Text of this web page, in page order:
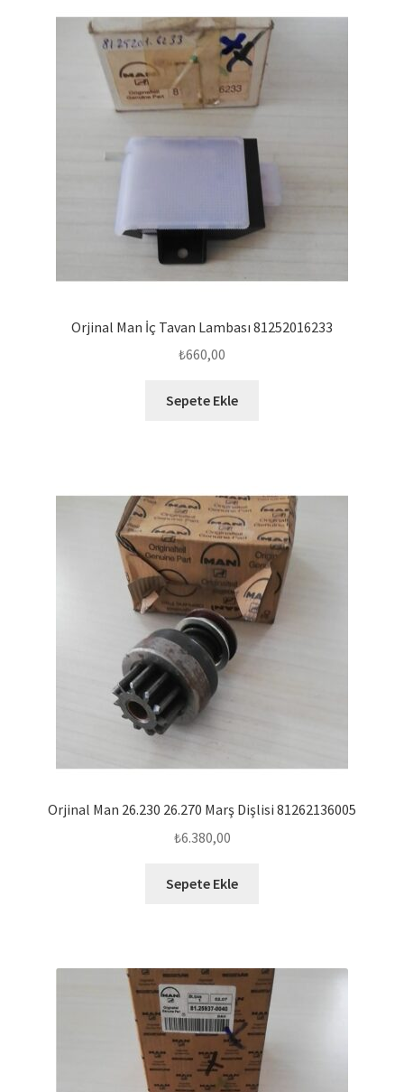
Orjinal Man İç Tavan Lambası 81252016233
₺660,00
Sepete Ekle
Orjinal Man 26.230 26.270 Marş Dişlisi 81262136005
₺6.380,00
Sepete Ekle